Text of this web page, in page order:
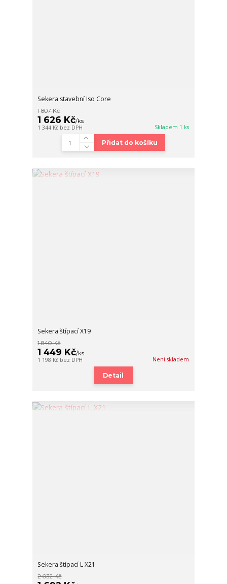
Sekera stavební Iso Core
1 807 Kč
1 626 Kč/ks
1 344 Kč bez DPH Skladem 1 ks
Přidat do košíku
Sekera štípací X19
1 840 Kč
1 449 Kč/ks
1 198 Kč bez DPH Není skladem
Detail
Sekera štípací L X21
2 032 Kč